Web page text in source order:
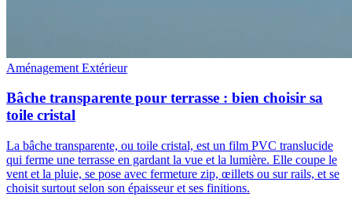
Aménagement Extérieur
Bâche transparente pour terrasse : bien choisir sa
toile cristal
La bâche transparente, ou toile cristal, est un film PVC translucide
qui ferme une terrasse en gardant la vue et la lumière. Elle coupe le
vent et la pluie, se pose avec fermeture zip, œillets ou sur rails, et se
choisit surtout selon son épaisseur et ses finitions.